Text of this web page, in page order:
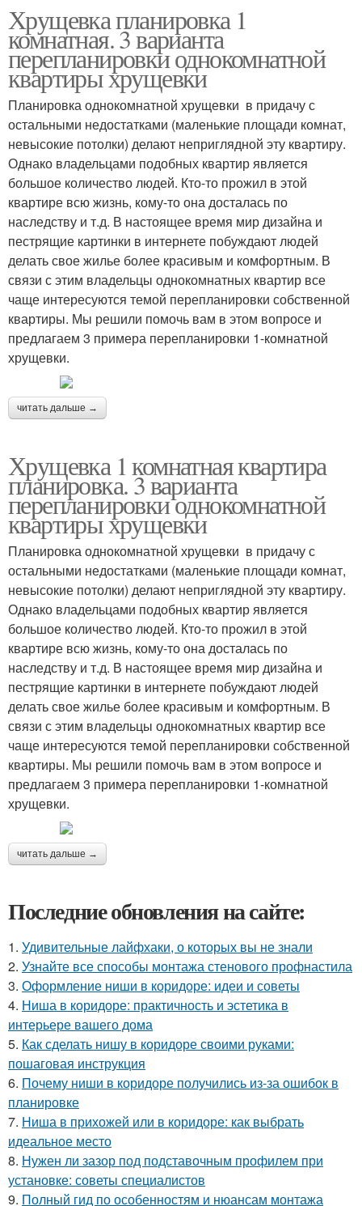
Хрущевка планировка 1
комнатная. 3 варианта
перепланировки однокомнатной
квартиры хрущевки
Планировка однокомнатной хрущевки в придачу с
остальными недостатками (маленькие площади комнат,
невысокие потолки) делают неприглядной эту квартиру.
Однако владельцами подобных квартир является
большое количество людей. Кто-то прожил в этой
квартире всю жизнь, кому-то она досталась по
наследству и т.д. В настоящее время мир дизайна и
пестрящие картинки в интернете побуждают людей
делать свое жилье более красивым и комфортным. В
связи с этим владельцы однокомнатных квартир все
чаще интересуются темой перепланировки собственной
квартиры. Мы решили помочь вам в этом вопросе и
предлагаем 3 примера перепланировки 1-комнатной
хрущевки.
читать дальше →
Хрущевка 1 комнатная квартира
планировка. 3 варианта
перепланировки однокомнатной
квартиры хрущевки
Планировка однокомнатной хрущевки в придачу с
остальными недостатками (маленькие площади комнат,
невысокие потолки) делают неприглядной эту квартиру.
Однако владельцами подобных квартир является
большое количество людей. Кто-то прожил в этой
квартире всю жизнь, кому-то она досталась по
наследству и т.д. В настоящее время мир дизайна и
пестрящие картинки в интернете побуждают людей
делать свое жилье более красивым и комфортным. В
связи с этим владельцы однокомнатных квартир все
чаще интересуются темой перепланировки собственной
квартиры. Мы решили помочь вам в этом вопросе и
предлагаем 3 примера перепланировки 1-комнатной
хрущевки.
читать дальше →
Последние обновления на сайте:
1. Удивительные лайфхаки, о которых вы не знали
2. Узнайте все способы монтажа стенового профнастила
3. Оформление ниши в коридоре: идеи и советы
4. Ниша в коридоре: практичность и эстетика в
интерьере вашего дома
5. Как сделать нишу в коридоре своими руками:
пошаговая инструкция
6. Почему ниши в коридоре получились из-за ошибок в
планировке
7. Ниша в прихожей или в коридоре: как выбрать
идеальное место
8. Нужен ли зазор под подставочным профилем при
установке: советы специалистов
9. Полный гид по особенностям и нюансам монтажа